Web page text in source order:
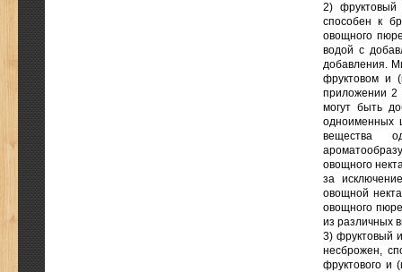
2) фруктовый
способен к
овощного
водой с
добавления.
фруктовом и
приложении 2
могут быть
одноименных
вещества
овощного
за
овощной
овощного
из различных
3) фруктовый
несброжен,
фруктового и